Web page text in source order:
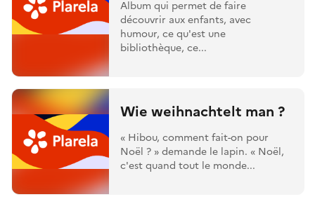
Album qui permet de faire
découvrir aux enfants, avec
humour, ce qu'est une
bibliothèque, ce...
Wie weihnachtelt man ?
« Hibou, comment fait-on pour
Noël ? » demande le lapin. « Noël,
c'est quand tout le monde...